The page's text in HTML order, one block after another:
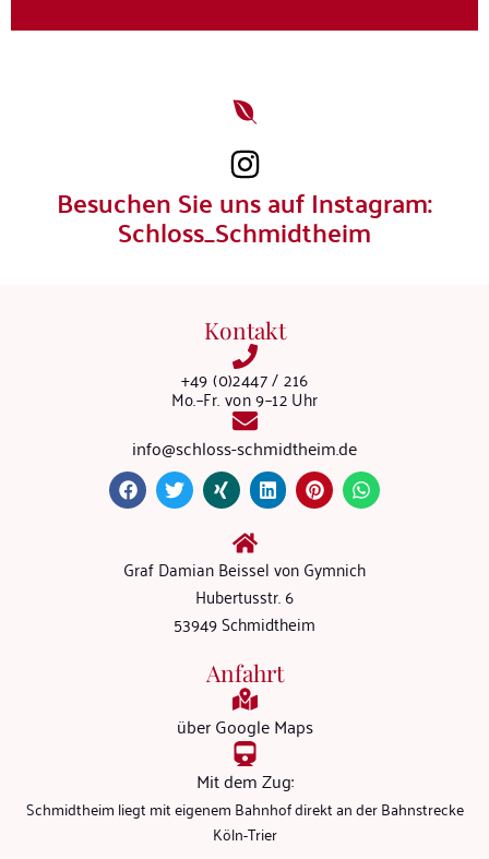
Besuchen Sie uns auf Instagram:
Schloss_Schmidtheim
Kontakt
+49 (0)2447 / 216
Mo.–Fr. von 9–12 Uhr
info@schloss-schmidtheim.de
Graf Damian Beissel von Gymnich
Hubertusstr. 6
53949 Schmidtheim
Anfahrt
über Google Maps
Mit dem Zug:
Schmidtheim liegt mit eigenem Bahnhof direkt an der Bahnstrecke
Köln-Trier